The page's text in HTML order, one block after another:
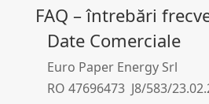
FAQ – întrebări
Date Comerciale
Euro Paper Energy Srl
RO 47696473 J8/583/